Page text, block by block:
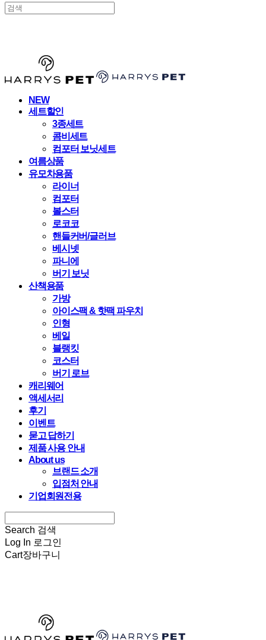
NEW
세트할인
3종세트
콤비세트
컴포터 보닛세트
여름상품
유모차용품
라이너
컴포터
볼스터
로코코
핸들커버/글러브
베시넷
파니에
버기 보닛
산책용품
가방
아이스팩 & 핫팩 파우치
인형
베일
블랭킷
코스터
버기 로브
캐리웨어
액세서리
후기
이벤트
묻고 답하기
제품 사용 안내
About us
브랜드 소개
입점처 안내
기업회원전용
Search 검색
Log In 로그인
Cart장바구니